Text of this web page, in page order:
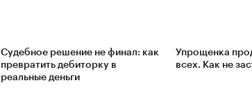
Судебное решение не финал: как
превратить дебиторку в
реальные деньги
Упрощенка
всех. Как не